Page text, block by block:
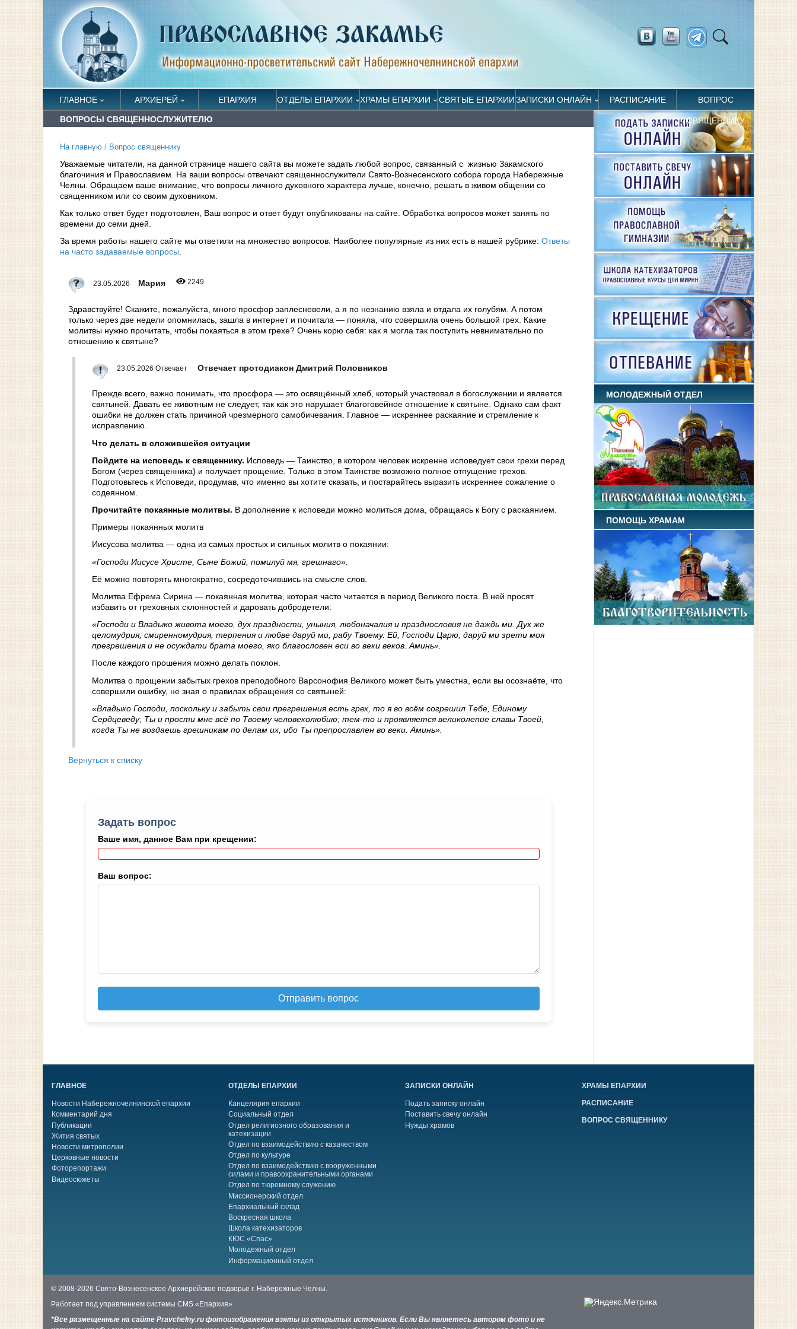
ГЛАВНОЕ АРХИЕРЕЙ ЕПАРХИЯ ОТДЕЛЫ ЕПАРХИИ ХРАМЫ ЕПАРХИИ СВЯТЫЕ ЕПАРХИИЗАПИСКИ ОНЛАЙН РАСПИСАНИЕ ВОПРОС
СВЯЩЕННИКУ
ВОПРОСЫ СВЯЩЕННОСЛУЖИТЕЛЮ
На главную / Вопрос священнику
Уважаемые читатели, на данной странице нашего сайта вы можете задать любой вопрос, связанный с жизнью Закамского
благочиния и Православием. На ваши вопросы отвечают священнослужители Свято-Вознесенского собора города Набережные
Челны. Обращаем ваше внимание, что вопросы личного духовного характера лучше, конечно, решать в живом общении со
священником или со своим духовником.
Как только ответ будет подготовлен, Ваш вопрос и ответ будут опубликованы на сайте. Обработка вопросов может занять по
времени до семи дней.
За время работы нашего сайте мы ответили на множество вопросов. Наиболее популярные из них есть в нашей рубрике: Ответы
на часто задаваемые вопросы.
23.05.2026 Мария 2249
Здравствуйте! Скажите, пожалуйста, много просфор заплесневели, а я по незнанию взяла и отдала их голубям. А потом
только через две недели опомнилась, зашла в интернет и почитала — поняла, что совершила очень большой грех. Какие
молитвы нужно прочитать, чтобы покаяться в этом грехе? Очень корю себя: как я могла так поступить невнимательно по
отношению к святыне?
23.05.2026 Отвечает Отвечает протодиакон Дмитрий Половников
Прежде всего, важно понимать, что просфора — это освящённый хлеб, который участвовал в богослужении и является
святыней. Давать ее животным не следует, так как это нарушает благоговейное отношение к святыне. Однако сам факт
ошибки не должен стать причиной чрезмерного самобичевания. Главное — искреннее раскаяние и стремление к
исправлению.
Что делать в сложившейся ситуации
Пойдите на исповедь к священнику. Исповедь — Таинство, в котором человек искренне исповедует свои грехи перед
Богом (через священника) и получает прощение. Только в этом Таинстве возможно полное отпущение грехов.
Подготовьтесь к Исповеди, продумав, что именно вы хотите сказать, и постарайтесь выразить искреннее сожаление о
содеянном.
Прочитайте покаянные молитвы. В дополнение к исповеди можно молиться дома, обращаясь к Богу с раскаянием.
Примеры покаянных молитв
Иисусова молитва — одна из самых простых и сильных молитв о покаянии:
«Господи Иисусе Христе, Сыне Божий, помилуй мя, грешнаго».
Её можно повторять многократно, сосредоточившись на смысле слов.
Молитва Ефрема Сирина — покаянная молитва, которая часто читается в период Великого поста. В ней просят
избавить от греховных склонностей и даровать добродетели:
«Господи и Владыко живота моего, дух праздности, уныния, любоначалия и празднословия не даждь ми. Дух же
целомудрия, смиренномудрия, терпения и любве даруй ми, рабу Твоему. Ей, Господи Царю, даруй ми зрети моя
прегрешения и не осуждати брата моего, яко благословен еси во веки веков. Аминь».
После каждого прошения можно делать поклон.
Молитва о прощении забытых грехов преподобного Варсонофия Великого может быть уместна, если вы осознаёте, что
совершили ошибку, не зная о правилах обращения со святыней:
«Владыко Господи, поскольку и забыть свои прегрешения есть грех, то я во всём согрешил Тебе, Единому
Сердцеведу; Ты и прости мне всё по Твоему человеколюбию; тем-то и проявляется великолепие славы Твоей,
когда Ты не воздаешь грешникам по делам их, ибо Ты препрославлен во веки. Аминь».
Вернуться к списку
Задать вопрос
Ваше имя, данное Вам при крещении:
Ваш вопрос:
Отправить вопрос
МОЛОДЕЖНЫЙ ОТДЕЛ
ПОМОЩЬ ХРАМАМ
ГЛАВНОЕ
Новости Набережночелнинской епархии
Комментарий дня
Публикации
Жития святых
Новости митрополии
Церковные новости
Фоторепортажи
Видеосюжеты
ОТДЕЛЫ ЕПАРХИИ
Канцелярия епархии
Социальный отдел
Отдел религиозного образования и
катехизации
Отдел по взаимодействию с казачеством
Отдел по культуре
Отдел по взаимодействию с вооруженными
силами и правоохранительными органами
Отдел по тюремному служению
Миссионерский отдел
Епархиальный склад
Воскресная школа
Школа катехизаторов
КЮС «Спас»
Молодежный отдел
Информационный отдел
ЗАПИСКИ ОНЛАЙН
Подать записку онлайн
Поставить свечу онлайн
Нужды храмов
ХРАМЫ ЕПАРХИИ
РАСПИСАНИЕ
ВОПРОС СВЯЩЕННИКУ
© 2008-2026 Свято-Вознесенское Архиерейское подворье г. Набережные Челны.
Работает под управлением системы CMS «Епархия»
*Все размещенные на сайте Pravchelny.ru фотоизображения взяты из открытых источников. Если Вы являетесь автором фото и не